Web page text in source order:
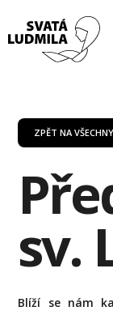
ZPĚT NA
sv.
Blíží se nám